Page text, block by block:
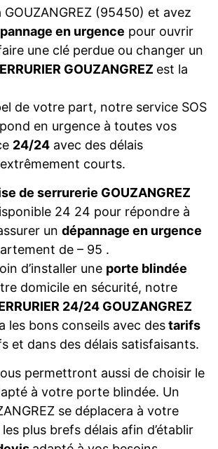
(95450) et avez
en urgence pour ouvrir
une clé perdue ou changer un
GOUZANGREZ est la
de votre part, notre service SOS
en urgence à toutes vos
24/24 avec des délais
courts.
de serrurerie GOUZANGREZ
24 24 pour répondre à
un dépannage en urgence
de – 95 .
d’installer une porte blindée
domicile en sécurité, notre
24/24 GOUZANGREZ
les bons conseils avec destarifs
et dans des délais satisfaisants.
permettront aussi de choisir le
à votre porte blindée. Un
se déplacera à votre
plus brefs délais afin d’établir